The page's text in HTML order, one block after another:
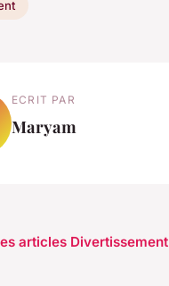
ECRIT PAR
Maryam
articles Divertissement